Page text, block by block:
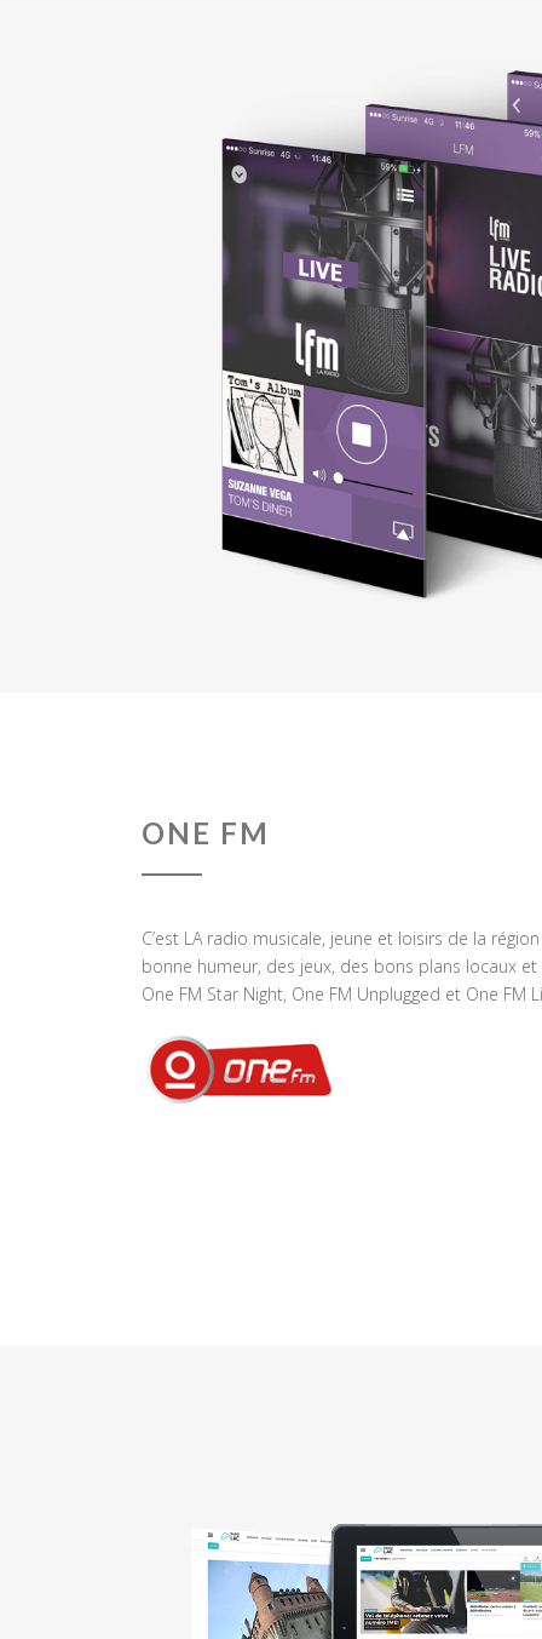
ONE FM
C’est LA radio musicale, jeune et loisirs de la
bonne humeur, des jeux, des bons plans locaux
One FM Star Night, One FM Unplugged et One FM